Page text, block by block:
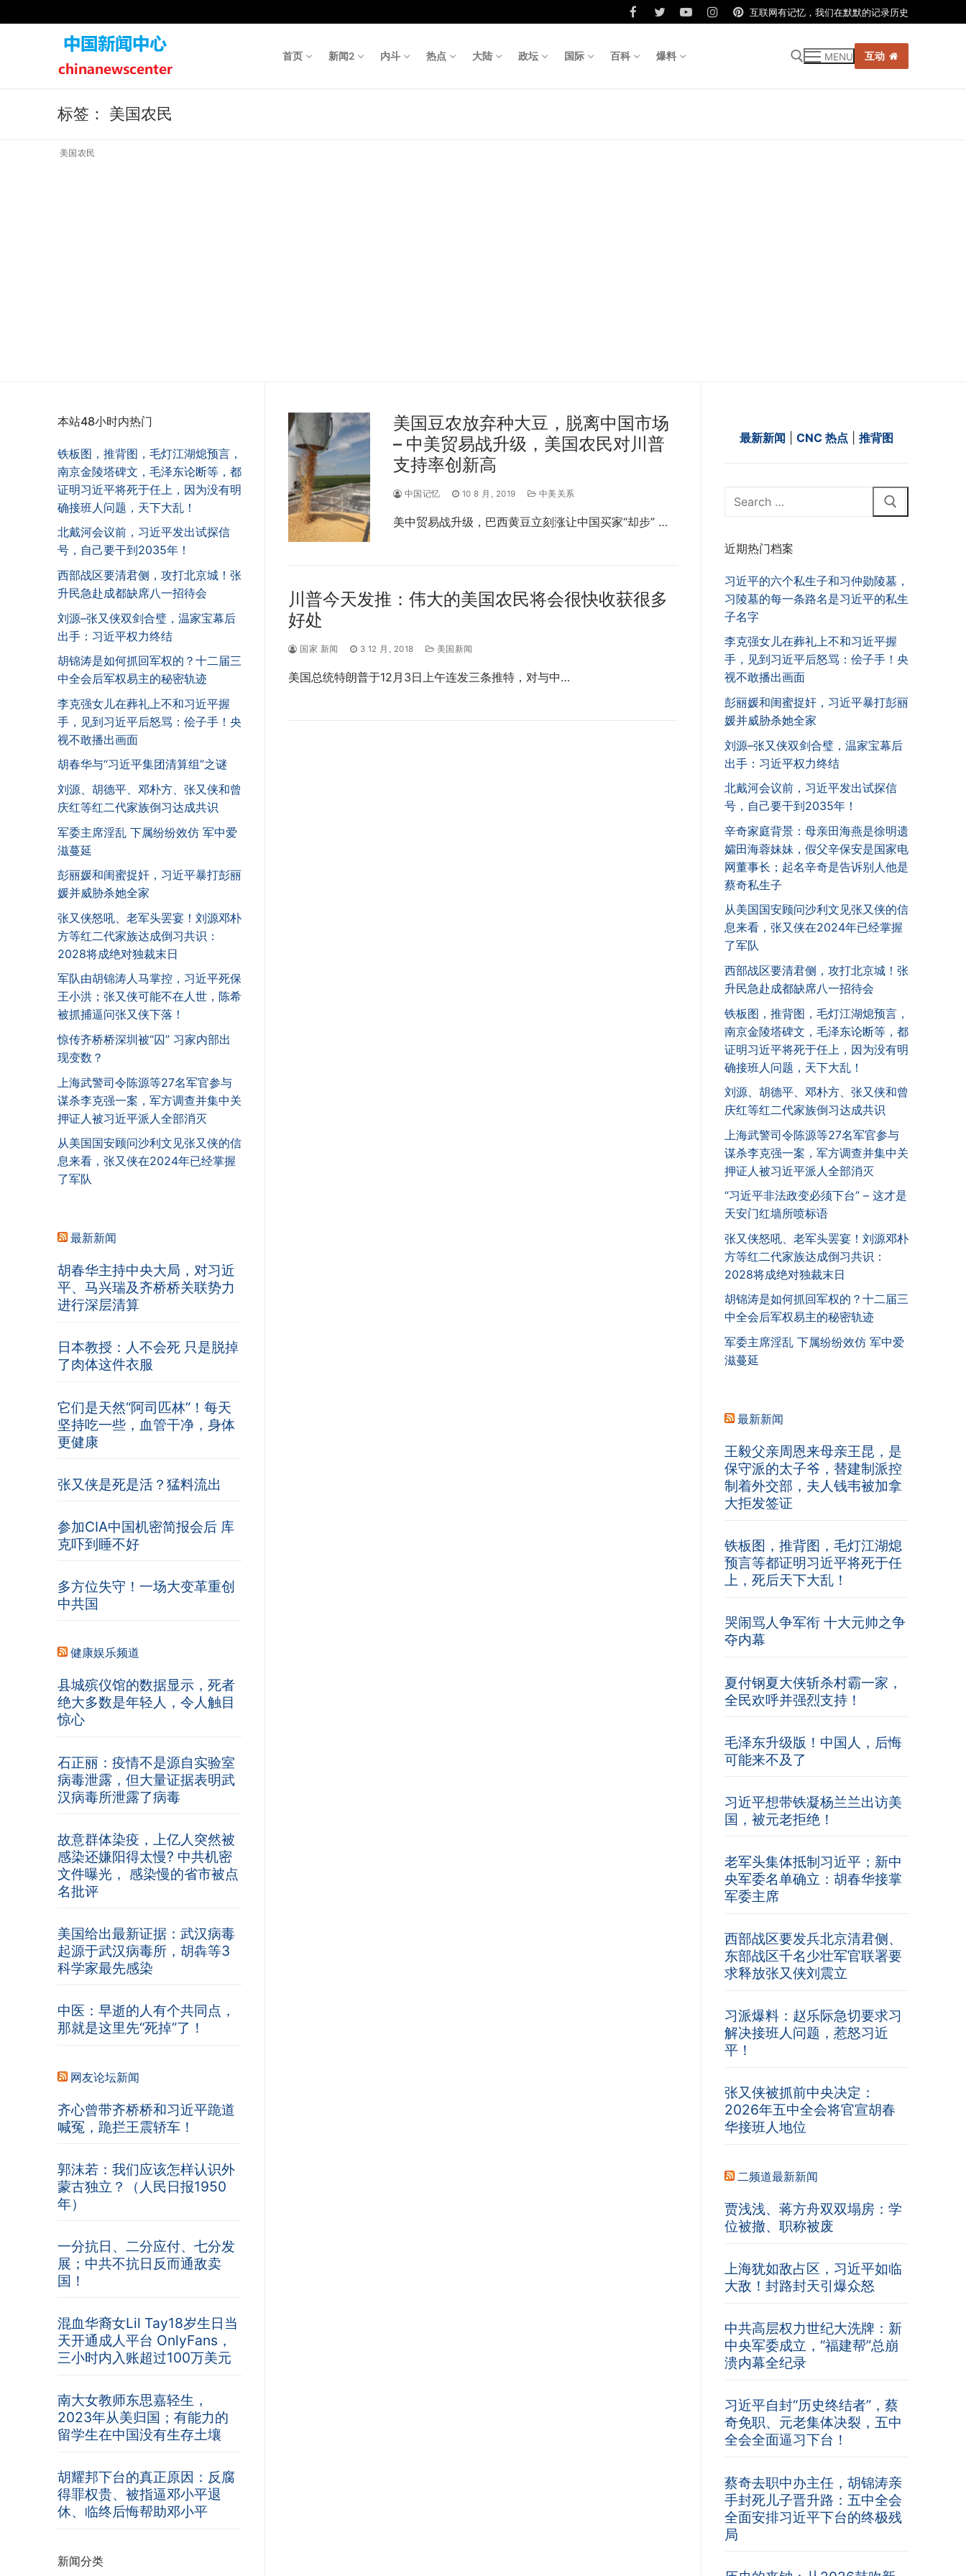
to
互联网有记忆，我们在默默的记录历史
首页 新闻2 内斗 热点 大陆 政坛 国际 百科 爆料 MENU 互动
标签： 美国农民
美国农民
美国豆农放弃种大豆，脱离中国市场
– 中美贸易战升级，美国农民对川普
支持率创新高
中国记忆 10 8 月, 2019 中美关系
美中贸易战升级，巴西黄豆立刻涨让中国买家“却步” …
川普今天发推：伟大的美国农民将会很快收获很多
好处
国家 新闻 3 12 月, 2018 美国新闻
美国总统特朗普于12月3日上午连发三条推特，对与中…
最新新闻 CNC 热点 推背图
Search
近期热门档案
习近平的六个私生子和习仲勋陵墓，
习陵墓的每一条路名是习近平的私生
子名字
李克强女儿在葬礼上不和习近平握
手，见到习近平后怒骂：侩子手！央
视不敢播出画面
彭丽媛和闺蜜捉奸，习近平暴打彭丽
媛并威胁杀她全家
刘源–张又侠双剑合璧，温家宝幕后
出手：习近平权力终结
北戴河会议前，习近平发出试探信
号，自己要干到2035年！
辛奇家庭背景：母亲田海燕是徐明遗
孀田海蓉妹妹，假父辛保安是国家电
网董事长；起名辛奇是告诉别人他是
蔡奇私生子
从美国国安顾问沙利文见张又侠的信
息来看，张又侠在2024年已经掌握
了军队
西部战区要清君侧，攻打北京城！张
升民急赴成都缺席八一招待会
铁板图，推背图，毛灯江湖熄预言，
南京金陵塔碑文，毛泽东论断等，都
证明习近平将死于任上，因为没有明
确接班人问题，天下大乱！
刘源、胡德平、邓朴方、张又侠和曾
庆红等红二代家族倒习达成共识
上海武警司令陈源等27名军官参与
谋杀李克强一案，军方调查并集中关
押证人被习近平派人全部消灭
“习近平非法政变必须下台” – 这才是
天安门红墙所喷标语
张又侠怒吼、老军头罢宴！刘源邓朴
方等红二代家族达成倒习共识：
2028将成绝对独裁末日
胡锦涛是如何抓回军权的？十二届三
中全会后军权易主的秘密轨迹
军委主席淫乱 下属纷纷效仿 军中爱
滋蔓延
最新新闻
王毅父亲周恩来母亲王昆，是
保守派的太子爷，替建制派控
制着外交部，夫人钱韦被加拿
大拒发签证
铁板图，推背图，毛灯江湖熄
预言等都证明习近平将死于任
上，死后天下大乱！
哭闹骂人争军衔 十大元帅之争
夺内幕
夏付钢夏大侠斩杀村霸一家，
全民欢呼并强烈支持！
毛泽东升级版！中国人，后悔
可能来不及了
习近平想带铁凝杨兰兰出访美
国，被元老拒绝！
老军头集体抵制习近平；新中
央军委名单确立：胡春华接掌
军委主席
西部战区要发兵北京清君侧、
东部战区千名少壮军官联署要
求释放张又侠刘震立
习派爆料：赵乐际急切要求习
解决接班人问题，惹怒习近
平！
张又侠被抓前中央决定：
2026年五中全会将官宣胡春
华接班人地位
二频道最新新闻
贾浅浅、蒋方舟双双塌房：学
位被撤、职称被废
上海犹如敌占区，习近平如临
大敌！封路封天引爆众怒
中共高层权力世纪大洗牌：新
中央军委成立，“福建帮”总崩
溃内幕全纪录
习近平自封“历史终结者”，蔡
奇免职、元老集体决裂，五中
全会全面逼习下台！
蔡奇去职中办主任，胡锦涛亲
手封死儿子晋升路：五中全会
全面安排习近平下台的终极残
局
本站48小时内热门
铁板图，推背图，毛灯江湖熄预言，
南京金陵塔碑文，毛泽东论断等，都
证明习近平将死于任上，因为没有明
确接班人问题，天下大乱！
北戴河会议前，习近平发出试探信
号，自己要干到2035年！
西部战区要清君侧，攻打北京城！张
升民急赴成都缺席八一招待会
刘源–张又侠双剑合璧，温家宝幕后
出手：习近平权力终结
胡锦涛是如何抓回军权的？十二届三
中全会后军权易主的秘密轨迹
李克强女儿在葬礼上不和习近平握
手，见到习近平后怒骂：侩子手！央
视不敢播出画面
胡春华与“习近平集团清算组”之谜
刘源、胡德平、邓朴方、张又侠和曾
庆红等红二代家族倒习达成共识
军委主席淫乱 下属纷纷效仿 军中爱
滋蔓延
彭丽媛和闺蜜捉奸，习近平暴打彭丽
媛并威胁杀她全家
张又侠怒吼、老军头罢宴！刘源邓朴
方等红二代家族达成倒习共识：
2028将成绝对独裁末日
军队由胡锦涛人马掌控，习近平死保
王小洪；张又侠可能不在人世，陈希
被抓捕逼问张又侠下落！
惊传齐桥桥深圳被“囚” 习家内部出
现变数？
上海武警司令陈源等27名军官参与
谋杀李克强一案，军方调查并集中关
押证人被习近平派人全部消灭
从美国国安顾问沙利文见张又侠的信
息来看，张又侠在2024年已经掌握
了军队
最新新闻
胡春华主持中央大局，对习近
平、马兴瑞及齐桥桥关联势力
进行深层清算
日本教授：人不会死 只是脱掉
了肉体这件衣服
它们是天然“阿司匹林”！每天
坚持吃一些，血管干净，身体
更健康
张又侠是死是活？猛料流出
参加CIA中国机密简报会后 库
克吓到睡不好
多方位失守！一场大变革重创
中共国
健康娱乐频道
县城殡仪馆的数据显示，死者
绝大多数是年轻人，令人触目
惊心
石正丽：疫情不是源自实验室
病毒泄露，但大量证据表明武
汉病毒所泄露了病毒
故意群体染疫，上亿人突然被
感染还嫌阳得太慢? 中共机密
文件曝光， 感染慢的省市被点
名批评
美国给出最新证据：武汉病毒
起源于武汉病毒所，胡犇等3
科学家最先感染
中医：早逝的人有个共同点，
那就是这里先“死掉”了！
网友论坛新闻
齐心曾带齐桥桥和习近平跪道
喊冤，跪拦王震轿车！
郭沫若：我们应该怎样认识外
蒙古独立？（人民日报1950
年）
一分抗日、二分应付、七分发
展；中共不抗日反而通敌卖
国！
混血华裔女Lil Tay18岁生日当
天开通成人平台 OnlyFans，
三小时内入账超过100万美元
南大女教师东思嘉轻生，
2023年从美归国；有能力的
留学生在中国没有生存土壤
胡耀邦下台的真正原因：反腐
得罪权贵、被指逼邓小平退
休、临终后悔帮助邓小平
新闻分类